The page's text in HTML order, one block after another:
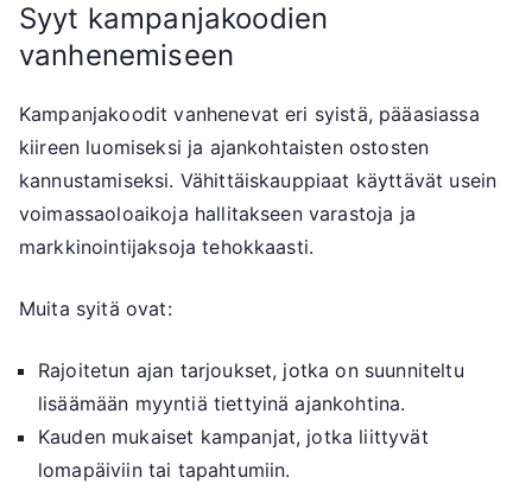
Syyt kampanjakoodien
vanhenemiseen
Kampanjakoodit vanhenevat eri syistä, pääasiassa
kiireen luomiseksi ja ajankohtaisten ostosten
kannustamiseksi. Vähittäiskauppiaat käyttävät usein
voimassaoloaikoja hallitakseen varastoja ja
markkinointijaksoja tehokkaasti.
Muita syitä ovat:
Rajoitetun ajan tarjoukset, jotka on suunniteltu
lisäämään myyntiä tiettyinä ajankohtina.
Kauden mukaiset kampanjat, jotka liittyvät
lomapäiviin tai tapahtumiin.